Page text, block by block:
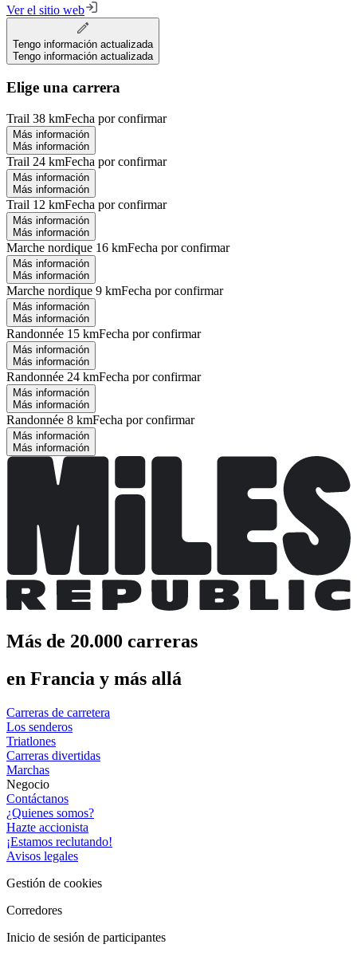
Ver el sitio web
Tengo información actualizada
Tengo información actualizada
Elige una carrera
Trail 38 kmFecha por confirmar
Más información
Más información
Trail 24 kmFecha por confirmar
Más información
Más información
Trail 12 kmFecha por confirmar
Más información
Más información
Marche nordique 16 kmFecha por confirmar
Más información
Más información
Marche nordique 9 kmFecha por confirmar
Más información
Más información
Randonnée 15 kmFecha por confirmar
Más información
Más información
Randonnée 24 kmFecha por confirmar
Más información
Más información
Randonnée 8 kmFecha por confirmar
Más información
Más información
Más de 20.000 carreras
en Francia y más allá
Carreras de carretera
Los senderos
Triatlones
Carreras divertidas
Marchas
Negocio
Contáctanos
¿Quienes somos?
Hazte accionista
¡Estamos reclutando!
Avisos legales
Gestión de cookies
Corredores
Inicio de sesión de participantes